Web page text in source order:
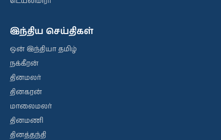
இந்திய செய்திகள்
ஒன் இந்தியா தமிழ்
நக்கீரன்
தினமலர்
தினகரன்
மாலைமலர்
தினமணி
தினத்தந்தி